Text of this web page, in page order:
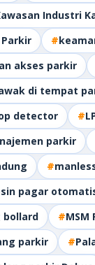
Industri
#
akses parkir
di tempat
detector #
parkir
#
pagar
bollard #MSM
parkir #